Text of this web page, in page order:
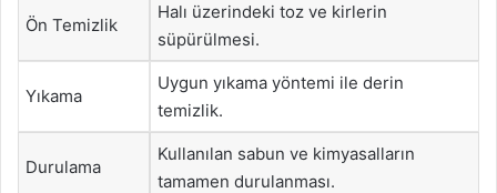
Ön Temizlik
Halı üzerindeki toz ve kirlerin
süpürülmesi.
Yıkama
Uygun yıkama yöntemi ile derin
temizlik.
Durulama
Kullanılan sabun ve kimyasalların
tamamen durulanması.